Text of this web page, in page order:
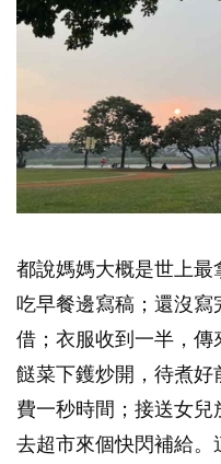
都說媽媽大概是世上
吃早餐邊寫稿；還沒
借；衣服收到一半，傳
餸菜下鑊炒開，待煮
費一秒時間；接送女兒
去超市來個快閃補給